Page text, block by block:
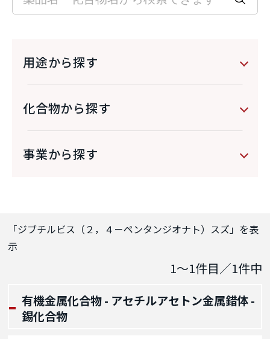
用途から探す
化合物から探す
事業から探す
「ジブチルビス（２，４－ペンタンジオナト）スズ」を表
示
1～1件目／1件中
有機金属化合物 - アセチルアセトン金属錯体 -
錫化合物